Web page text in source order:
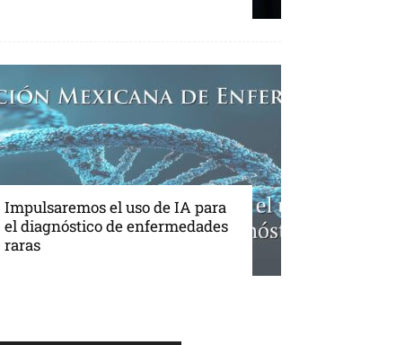
Impulsaremos el uso de IA para
el diagnóstico de enfermedades
raras